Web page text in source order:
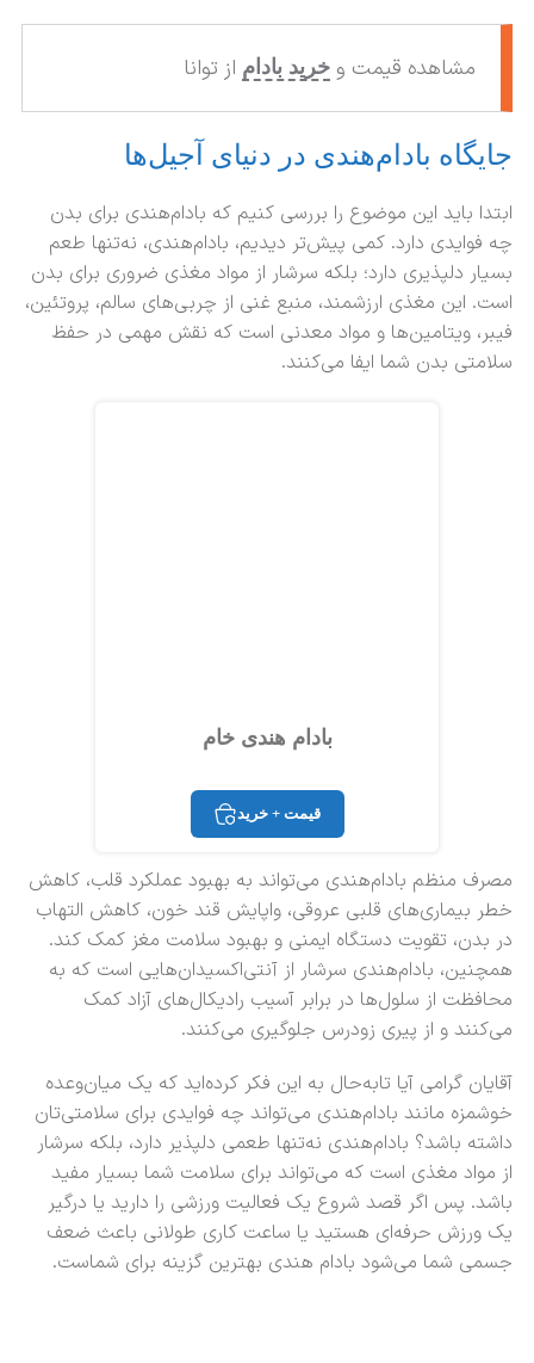
مشاهده قیمت و خرید بادام از توانا
جایگاه بادام‌هندی در دنیای آجیل‌ها
ابتدا باید این موضوع را بررسی کنیم که بادام‌هندی برای بدن
چه فوایدی دارد. کمی پیش‌تر دیدیم، بادام‌هندی، نه‌تنها طعم
بسیار دلپذیری دارد؛ بلکه سرشار از مواد مغذی ضروری برای بدن
است. این مغذی ارزشمند، منبع غنی از چربی‌های سالم، پروتئین،
فیبر، ویتامین‌ها و مواد معدنی است که نقش مهمی در حفظ
سلامتی بدن شما ایفا می‌کنند.
بادام هندی خام
قیمت + خرید
مصرف منظم بادام‌هندی می‌تواند به بهبود عملکرد قلب، کاهش
خطر بیماری‌های قلبی عروقی، واپایش قند خون، کاهش التهاب
در بدن، تقویت دستگاه ایمنی و بهبود سلامت مغز کمک کند.
همچنین، بادام‌هندی سرشار از آنتی‌اکسیدان‌هایی است که به
محافظت از سلول‌ها در برابر آسیب رادیکال‌های آزاد کمک
می‌کنند و از پیری زودرس جلوگیری می‌کنند.
آقایان گرامی آیا تابه‌حال به این فکر کرده‌اید که یک میان‌وعده
خوشمزه مانند بادام‌هندی می‌تواند چه فوایدی برای سلامتی‌تان
داشته باشد؟ بادام‌هندی نه‌تنها طعمی دلپذیر دارد، بلکه سرشار
از مواد مغذی است که می‌تواند برای سلامت شما بسیار مفید
باشد. پس اگر قصد شروع یک فعالیت ورزشی را دارید یا درگیر
یک ورزش حرفه‌ای هستید یا ساعت کاری طولانی باعث ضعف
جسمی شما می‌شود بادام هندی بهترین گزینه برای شماست.